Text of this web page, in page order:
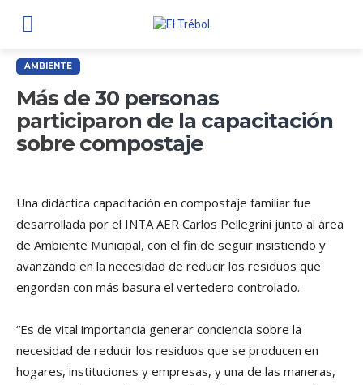
AMBIENTE
Más de 30 personas
participaron de la capacitación
sobre compostaje
Una didáctica capacitación en compostaje familiar fue
desarrollada por el INTA AER Carlos Pellegrini junto al área
de Ambiente Municipal, con el fin de seguir insistiendo y
avanzando en la necesidad de reducir los residuos que
engordan con más basura el vertedero controlado.
“Es de vital importancia generar conciencia sobre la
necesidad de reducir los residuos que se producen en
hogares, instituciones y empresas, y una de las maneras,